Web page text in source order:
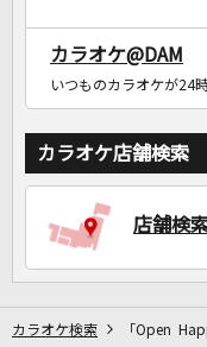
カラオケ@DAM
いつものカラオケが24
カラオケ店舗検索
店舗検
カラオケ検索 「Open